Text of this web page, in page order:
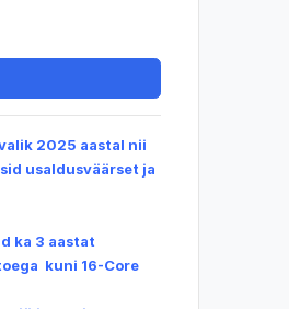
2025 aastal nii
usaldusväärset ja
ka 3 aastat
kuni 16-Core